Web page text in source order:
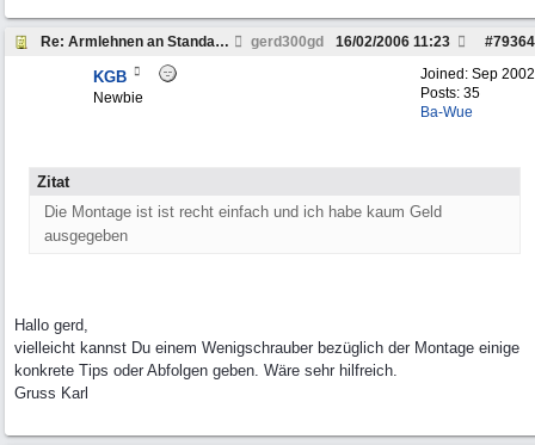
Re: Armlehnen an Standardsitze ? gerd300gd #79364
16/02/2006 11:23
Joined: Sep 2002
Posts: 35
Ba-Wue
KGB
Newbie
Zitat
Die Montage ist ist recht einfach und ich habe kaum Geld
ausgegeben
Hallo gerd,
vielleicht kannst Du einem Wenigschrauber bezüglich der Montage einige
konkrete Tips oder Abfolgen geben. Wäre sehr hilfreich.
Gruss Karl